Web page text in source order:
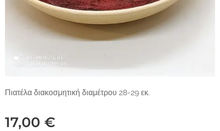
Πιατέλα διακοσμητική διαμέτρου 28-29 εκ.
17,00 €